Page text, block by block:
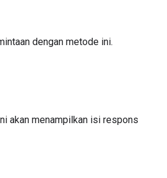
dengan metode ini.
akan menampilkan isi respons